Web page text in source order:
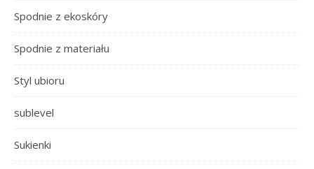
Spodnie z ekoskóry
Spodnie z materiału
Styl ubioru
sublevel
Sukienki